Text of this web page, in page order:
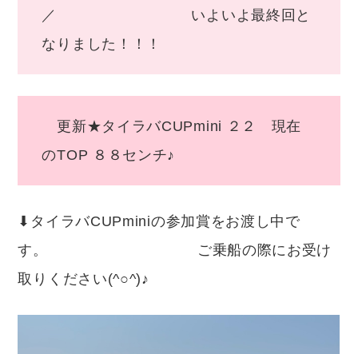
／ いよいよ最終回と
なりました！！！
更新★タイラバCUPmini ２２ 現在
のTOP ８８センチ♪
⬇︎タイラバCUPminiの参加賞をお渡し中で
す。 ご乗船の際にお受け
取りください(^○^)♪